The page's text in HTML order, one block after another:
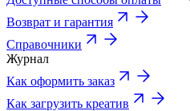
Возврат и гарантия
Справочники
Журнал
Как оформить заказ
Как загрузить креатив